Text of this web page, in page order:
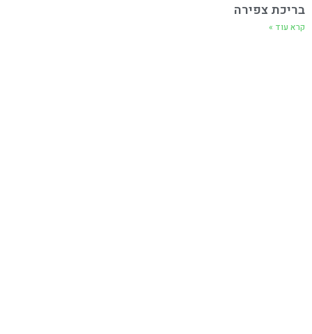
בריכת צפירה
קרא עוד »